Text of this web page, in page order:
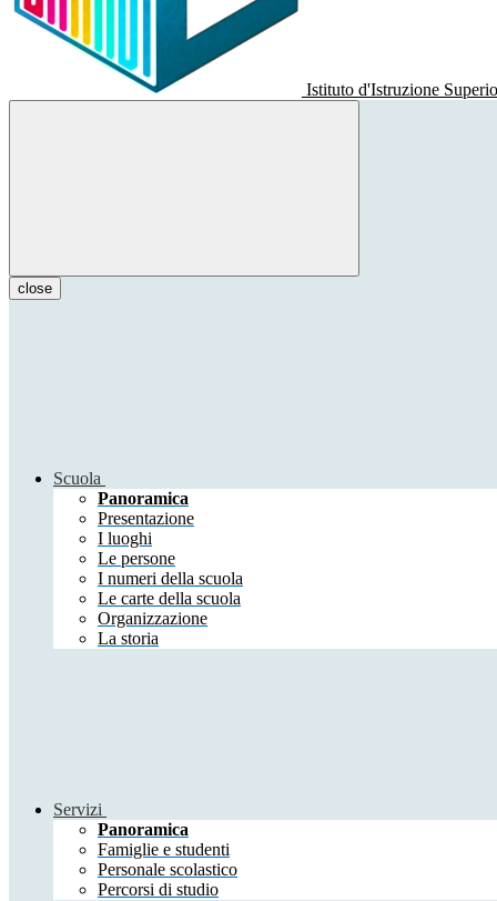
Istituto d'Istruzione
close
Scuola
Panoramica
Presentazione
I luoghi
Le persone
I numeri della scuola
Le carte della scuola
Organizzazione
La storia
Servizi
Panoramica
Famiglie e studenti
Personale scolastico
Percorsi di studio